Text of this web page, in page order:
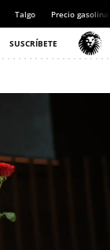
Talgo Precio gasolina